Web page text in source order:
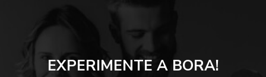
EXPERIMENTE A BORA!